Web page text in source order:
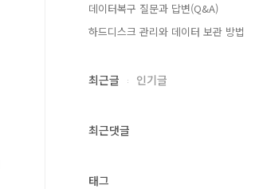
데이터복구 질문과 답변(Q&A)
하드디스크 관리와 데이터 보관 방법
최근글 인기글
최근댓글
태그